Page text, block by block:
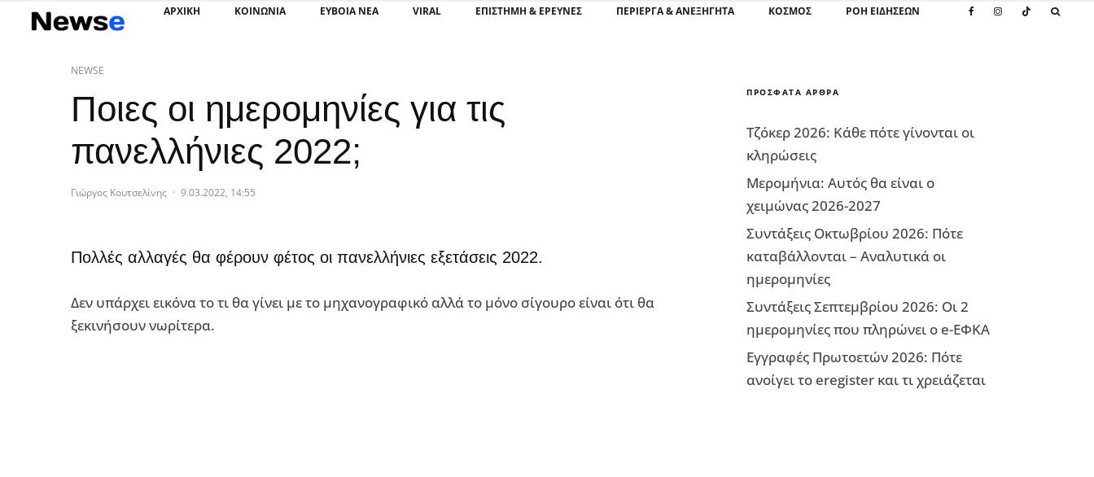
ΑΡΧΙΚΗ ΚΟΙΝΩΝΙΑ ΕΥΒΟΙΑ ΝΕΑ VIRAL ΕΠΙΣΤΉΜΗ & ΈΡΕΥΝΕΣ ΠΕΡΊΕΡΓΑ & ΑΝΕΞΉΓΗΤΑ ΚΌΣΜΟΣ ΡΟΗ ΕΙΔΗΣΕΩΝ
NEWSE
Ποιες οι ημερομηνίες για τις
πανελλήνιες 2022;
Γιώργος Κουτσελίνης · 9.03.2022, 14:55
Πολλές αλλαγές θα φέρουν φέτος οι πανελλήνιες εξετάσεις 2022.
Δεν υπάρχει εικόνα το τι θα γίνει με το μηχανογραφικό αλλά το μόνο σίγουρο είναι ότι θα
ξεκινήσουν νωρίτερα.
ΠΡΌΣΦΑΤΑ ΆΡΘΡΑ
Τζόκερ 2026: Κάθε πότε γίνονται οι
κληρώσεις
Μερομήνια: Αυτός θα είναι ο
χειμώνας 2026-2027
Συντάξεις Οκτωβρίου 2026: Πότε
καταβάλλονται – Αναλυτικά οι
ημερομηνίες
Συντάξεις Σεπτεμβρίου 2026: Οι 2
ημερομηνίες που πληρώνει ο e-ΕΦΚΑ
Εγγραφές Πρωτοετών 2026: Πότε
ανοίγει το eregister και τι χρειάζεται